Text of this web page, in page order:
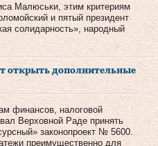
Малюськи, этим критериям
и пятый президент
солидарность», народный
открыть дополнительные
финансов, налоговой
Верховной Раде принять
законопроект № 5600.
преимущественно для